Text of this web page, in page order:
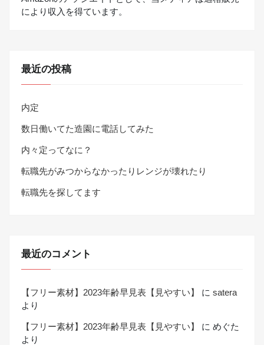
により収入を得ています。
最近の投稿
内定
数日働いてた造園に電話してみた
内々定ってなに？
転職先がみつからなかったりレンジが壊れたり
転職先を探してます
最近のコメント
【フリー素材】2023年齢早見表【見やすい】 に satera
より
【フリー素材】2023年齢早見表【見やすい】 に めぐた
より